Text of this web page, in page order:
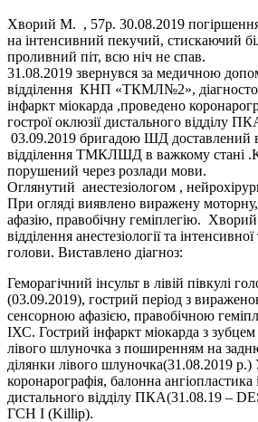
Хворий М. , 57р. 30.08.2019
на інтенсивний пекучий, стискаючий
проливний піт, всю ніч не спав.
31.08.2019 звернувся за медичною
відділення КНП «ТКМЛ№2»,
інфаркт міокарда ,проведено
гострої оклюзії дистального відділу
03.09.2019 бригадою ШД доставлений
відділення ТМКЛШД в важкому стані
порушений через розлади мови.
Оглянутий анестезіологом ,
При огляді виявлено виражену
афазію, правобічну геміплегію. Хворий
відділення анестезіології та
голови. Виставлено діагноз:
Геморагічний інсульт в лівій півкулі
(03.09.2019), гострий період з
сенсорною афазією, правобічною
ІХС. Гострий інфаркт міокарда з
лівого шлуночка з поширенням на
ділянки лівого шлуночка(31.08.2019 р.)
коронарографія, балонна ангіопластика
дистального відділу ПКА(31.08.19 –
ГСН І (Killip).